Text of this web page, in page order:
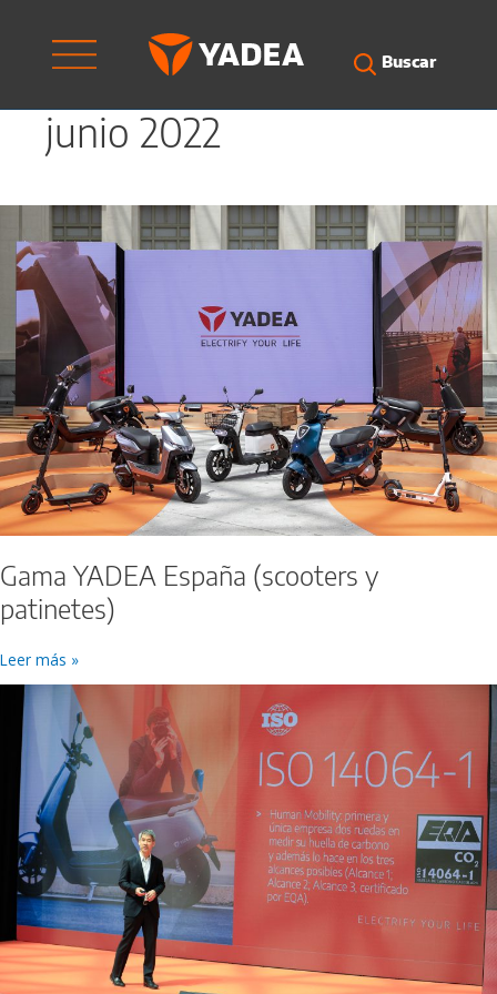
contenido
Buscar
junio 2022
Gama YADEA España (scooters y
patinetes)
YADEA
España
(scooters
patinetes)
Leer más »
Rueda
Prensa
Presentación
YADEA
España